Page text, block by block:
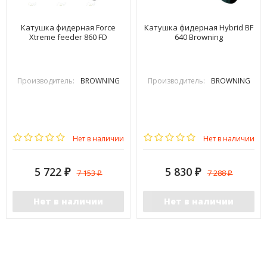
Катушка фидерная Force
Xtreme feeder 860 FD
Производитель: BROWNING
Нет в наличии
5 722 ₽ 7 153₽
Нет в наличии
Катушка фидерная Hybrid BF
640 Browning
Производитель: BROWNING
Нет в наличии
5 830 ₽ 7 288₽
Нет в наличии